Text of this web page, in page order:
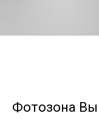
Фотозона